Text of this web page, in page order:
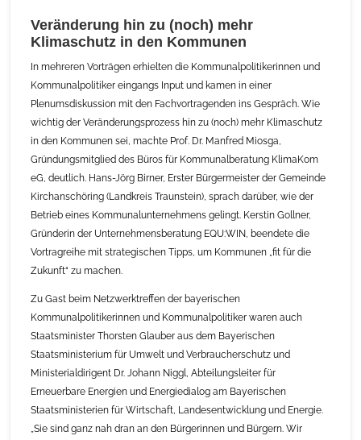
Veränderung hin zu (noch) mehr
Klimaschutz in den Kommunen
In mehreren Vorträgen erhielten die Kommunalpolitikerinnen und
Kommunalpolitiker eingangs Input und kamen in einer
Plenumsdiskussion mit den Fachvortragenden ins Gespräch. Wie
wichtig der Veränderungsprozess hin zu (noch) mehr Klimaschutz
in den Kommunen sei, machte Prof. Dr. Manfred Miosga,
Gründungsmitglied des Büros für Kommunalberatung KlimaKom
eG, deutlich. Hans-Jörg Birner, Erster Bürgermeister der Gemeinde
Kirchanschöring (Landkreis Traunstein), sprach darüber, wie der
Betrieb eines Kommunalunternehmens gelingt. Kerstin Gollner,
Gründerin der Unternehmensberatung EQU:WIN, beendete die
Vortragreihe mit strategischen Tipps, um Kommunen „fit für die
Zukunft“ zu machen.
Zu Gast beim Netzwerktreffen der bayerischen
Kommunalpolitikerinnen und Kommunalpolitiker waren auch
Staatsminister Thorsten Glauber aus dem Bayerischen
Staatsministerium für Umwelt und Verbraucherschutz und
Ministerialdirigent Dr. Johann Niggl, Abteilungsleiter für
Erneuerbare Energien und Energiedialog am Bayerischen
Staatsministerien für Wirtschaft, Landesentwicklung und Energie.
„Sie sind ganz nah dran an den Bürgerinnen und Bürgern. Wir